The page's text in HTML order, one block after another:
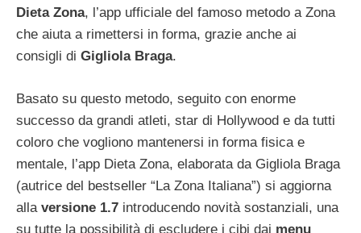
Dieta Zona, l’app ufficiale del famoso metodo a Zona
che aiuta a rimettersi in forma, grazie anche ai
consigli di Gigliola Braga.
Basato su questo metodo, seguito con enorme
successo da grandi atleti, star di Hollywood e da tutti
coloro che vogliono mantenersi in forma fisica e
mentale, l’app Dieta Zona, elaborata da Gigliola Braga
(autrice del bestseller “La Zona Italiana”) si aggiorna
alla versione 1.7 introducendo novità sostanziali, una
su tutte la possibilità di escludere i cibi dai menu